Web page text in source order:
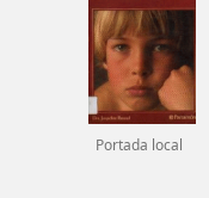
Portada local